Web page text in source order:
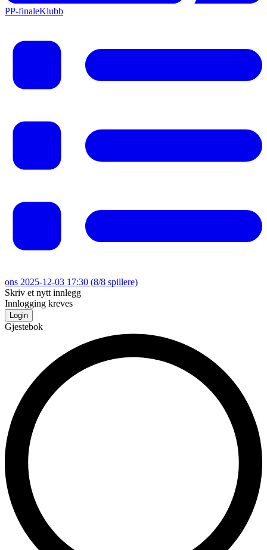
PP-finaleKlubb
ons 2025-12-03 17:30 (8/8 spillere)
Skriv et nytt innlegg
Innlogging kreves
Login
Gjestebok